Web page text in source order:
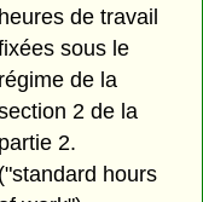
heures de travail
sous le
régime de la
2 de la
partie 2.
("standard hours